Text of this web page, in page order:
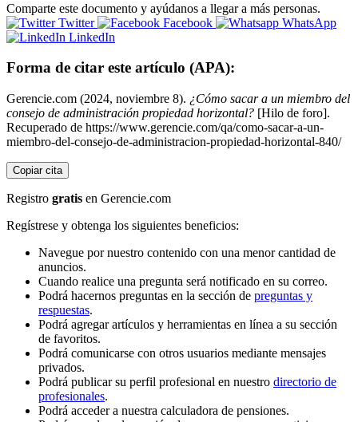
Comparte este documento y ayúdanos a llegar a más personas.
Twitter
Facebook
WhatsApp
LinkedIn
Forma de citar este artículo (APA):
Gerencie.com (2024, noviembre 8). ¿Cómo sacar a un miembro del
consejo de administración propiedad horizontal? [Hilo de foro].
Recuperado de https://www.gerencie.com/qa/como-sacar-a-un-
miembro-del-consejo-de-administracion-propiedad-horizontal-840/
Copiar cita
Registro gratis en Gerencie.com
Regístrese y obtenga los siguientes beneficios:
Navegue por nuestro contenido con una menor cantidad de
anuncios.
Cuando realice una pregunta será notificado en su correo.
Podrá hacernos preguntas en la sección de preguntas y
respuestas.
Podrá agregar artículos y herramientas en línea a su sección
de favoritos.
Podrá comunicarse con otros usuarios mediante mensajes
privados.
Podrá publicar su perfil profesional en nuestro directorio de
profesionales.
Podrá acceder a nuestra calculadora de pensiones.